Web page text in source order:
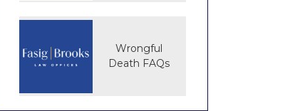
Wrongful
Death FAQs